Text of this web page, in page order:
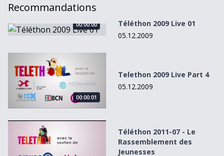
Recommandations
Téléthon 2009 Live 01
00:00:00
Téléthon 2009 Live 01
05.12.2009
Telethon 2009 Live Part 4
00:00:01
Telethon 2009 Live Part 4
05.12.2009
Téléthon 2011-07 - Le Rassemblement des Jeunesses
Téléthon 2011-07 - Le
Rassemblement des
Jeunesses